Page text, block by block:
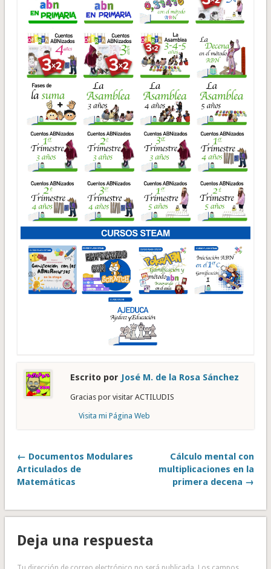
Escrito por José M. de la Rosa Sánchez
Gracias por visitar ACTILUDIS
Visita mi Página Web
← Documentos Modulares
Articulados de
Matemáticas
Cálculo mental con
multiplicaciones en la
primera decena →
Deja una respuesta